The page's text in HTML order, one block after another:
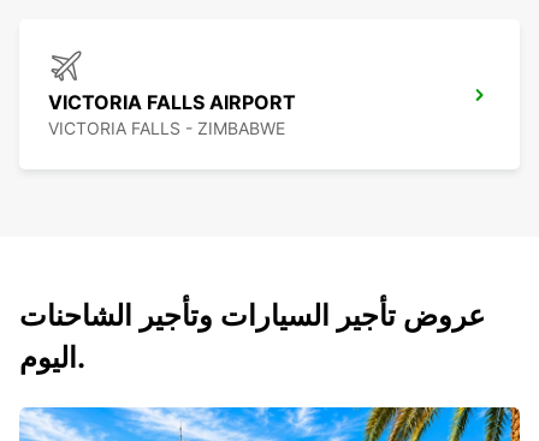
VICTORIA FALLS AIRPORT
VICTORIA FALLS - ZIMBABWE
عروض تأجير السيارات وتأجير الشاحنات
اليوم.